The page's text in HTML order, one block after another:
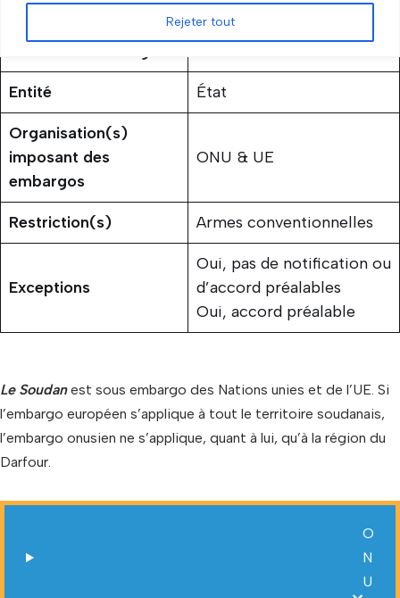
Rejeter tout
Entité État
Organisation(s)
imposant des
embargos
ONU & UE
Restriction(s) Armes conventionnelles
Exceptions
Oui, pas de notification ou
d’accord préalables
Oui, accord préalable
Le Soudanest sous embargo des Nations unies et de l’UE. Si
l’embargo européen s’applique à tout le territoire soudanais,
l’embargo onusien ne s’applique, quant à lui, qu’à la région du
Darfour.
O
N
U